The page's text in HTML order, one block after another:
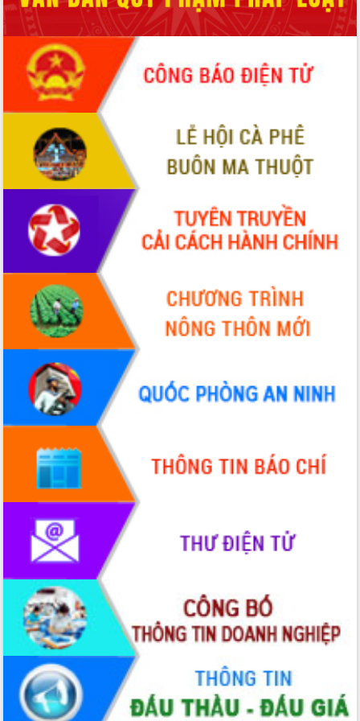
món ăn từ sầu riêng
Đắk Lắk công bố Quy hoạch và xúc
tiến đầu tư tỉnh
Ngành cá ngừ Đắk Lắk chủ động thích
ứng để giữ vững thị trường xuất khẩu
Diễn đàn Kinh tế tư nhân Việt Nam đột
phá cơ chế - Hợp tác công tư
Đề án 06 tạo bước ngoặt đột phá trong
cải cách hành chính tỉnh Đắk Lắk
Kết nối tour, đẩy mạnh chuyển đổi số
để phát triển du lịch Đắk Lắk
Khởi động Dự án Đầu tư xây dựng hạ
tầng kỹ thuật Cụm công nghiệp Tân
Tiến
Gặp mặt các cơ quan báo chí nhân Kỷ
niệm 101 năm Ngày Báo chí Cách
mạng Việt Nam
Đắk Lắk sơ kết 4 năm triển khai thực
hiện Đề án 06 của Chính phủ
Họp báo thông tin về Hội nghị Công bố
Quy hoạch và Xúc tiến đầu tư tỉnh Đắk
Lắk
Khơi thông điểm nghẽn, đẩy nhanh
giải ngân vốn khắc phục thiên tai
HĐND tỉnh thông qua điều chỉnh Quy
hoạch tỉnh thời kỳ 2021-2030
Hội thảo góp ý hồ sơ điều chỉnh quy
hoạch tỉnh Đắk Lắk thời kỳ 2021-2030,
tầm nhìn đến năm 2050
Nâng cao hiệu quả hoạt động của các
doanh nghiệp nhà nước
Hội nghị triển khai kết nối mạng
truyền số liệu chuyên dùng phục vụ cơ
quan Đảng, Nhà nước
Lễ phát động chuỗi hoạt động chung
tay làm sạch môi trường
Xã Ea Kar bước chuyển mình trong
công tác cải cách hành chính mô hình
mới
UBND tỉnh họp báo định kỳ tháng 4
năm 2026